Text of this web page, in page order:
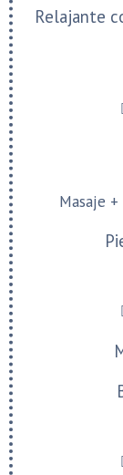
Relajante
Masaje